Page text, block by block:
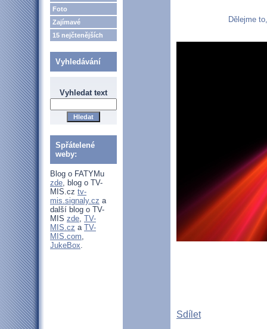
Foto
Zajímavé
15 nejčtenějších
Vyhledávání
Vyhledat text
Spřátelené
weby:
Blog o FATYMu
zde, blog o TV-
MIS.cz tv-
mis.signaly.cz a
další blog o TV-
MIS zde, TV-
MIS.cz a TV-
MIS.com,
JukeBox.
Dělejme
Sdílet